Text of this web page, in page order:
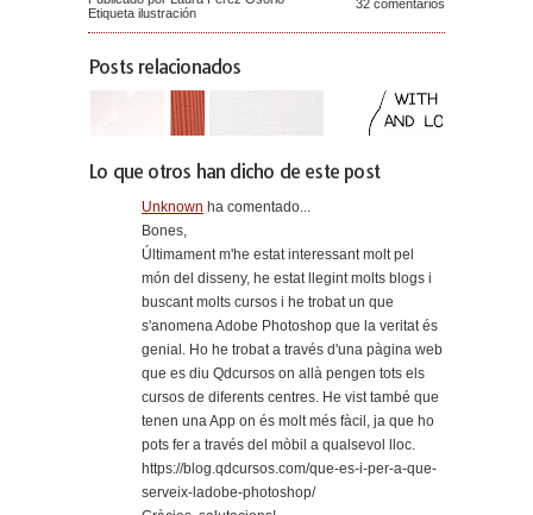
Etiqueta ilustración
32 comentarios
Posts relacionados
Lo que otros han dicho de este post
Unknown ha comentado...
Bones,
Últimament m'he estat interessant molt pel
món del disseny, he estat llegint molts blogs i
buscant molts cursos i he trobat un que
s'anomena Adobe Photoshop que la veritat és
genial. Ho he trobat a través d'una pàgina web
que es diu Qdcursos on allà pengen tots els
cursos de diferents centres. He vist també que
tenen una App on és molt més fàcil, ja que ho
pots fer a través del mòbil a qualsevol lloc.
https://blog.qdcursos.com/que-es-i-per-a-que-
serveix-ladobe-photoshop/